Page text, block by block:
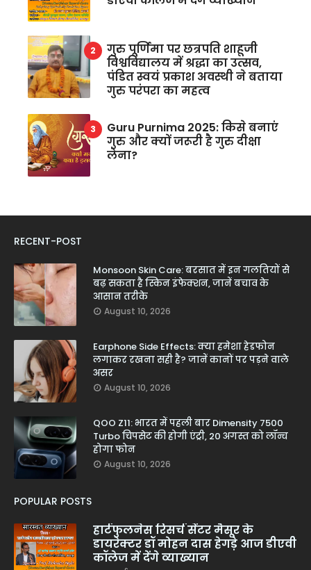
गुरु पूर्णिमा पर छत्रपति शाहूजी
विश्वविद्यालय में श्रद्धा का उत्सव,
पंडित स्वयं प्रकाश अवस्थी ने बताया
गुरु परंपरा का महत्व
Guru Purnima 2025: किसे बनाएं
गुरु और क्यों जरूरी है गुरु दीक्षा
लेना?
RECENT-POST
Monsoon Skin Care: बरसात में इन गलतियों से
बढ़ सकता है स्किन इंफेक्शन, जानें बचाव के
आसान तरीके
August 10, 2026
Earphone Side Effects: क्या हमेशा हेडफोन
लगाकर रखना सही है? जानें कानों पर पड़ने वाले
असर
August 10, 2026
QOO Z11: भारत में पहली बार Dimensity 7500
Turbo चिपसेट की होगी एंट्री, 20 अगस्त को लॉन्च
होगा फोन
August 10, 2026
POPULAR POSTS
हार्टफुलनेस रिसर्च सेंटर मैसूर के
डायरेक्टर डॉ मोहन दास हेगड़े आज डीएवी
कॉलेज में देंगे व्याख्यान